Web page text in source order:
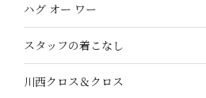
ハグ オー ワー
スタッフの着こなし
川西クロス＆クロス